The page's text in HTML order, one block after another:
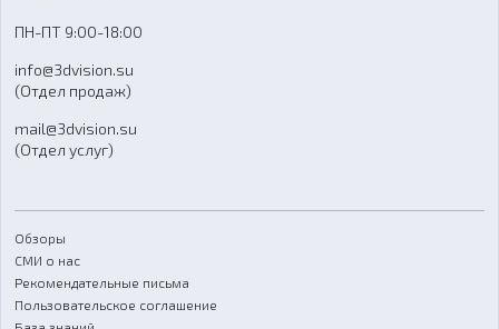
FAQ
ПН-ПТ 9:00-18:00
info@3dvision.su
(Отдел продаж)
mail@3dvision.su
(Отдел услуг)
Обзоры
СМИ о нас
Рекомендательные письма
Пользовательское соглашение